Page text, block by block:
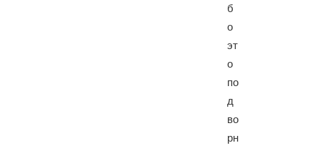
б
о
эт
о
по
д
во
рн